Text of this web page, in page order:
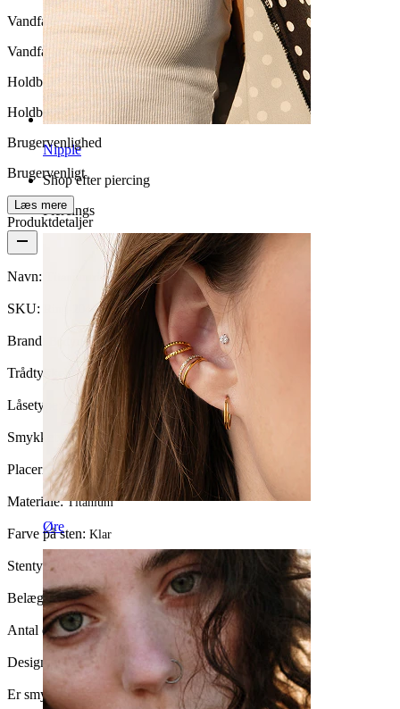
Nipple
Shop efter piercing
Piercings
Øre
Vandfasthed
Vandfast
Holdbarhed
Holdbar
Brugervenlighed
Brugervenligt
Læs mere
Produktdetaljer
Navn: Titaniumring med stenbesat kryds
SKU:
Brand: Bodymod Trend
Trådtykkelse:1,2 mm
Låsetype: Hængsel
Smykketype:Ring, Huggy
Placering:Tragus, Øjenbryn, Conch
Materiale:Titanium
Farve på sten: Klar
Stentype: Kubisk zirkonia
Belægningstype:PVD-belægning
Antal enheder:1
Design: Kors
Er smykket belagt?:Ja, hele smykket